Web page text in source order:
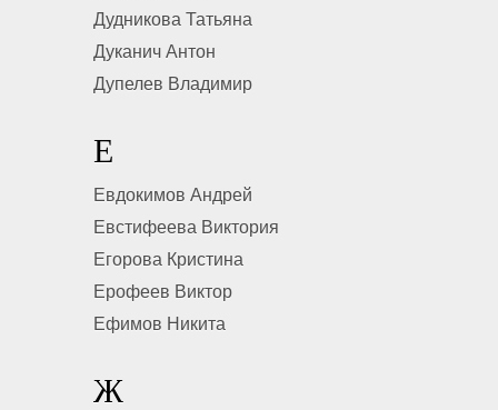
Дудникова Татьяна
Дуканич Антон
Дупелев Владимир
Е
Евдокимов Андрей
Евстифеева Виктория
Егорова Кристина
Ерофеев Виктор
Ефимов Никита
Ж